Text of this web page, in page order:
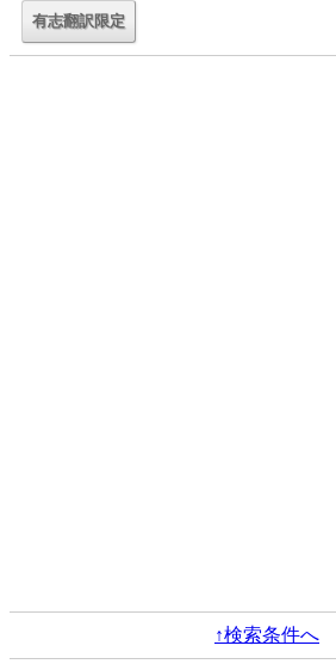
↑検索条件へ